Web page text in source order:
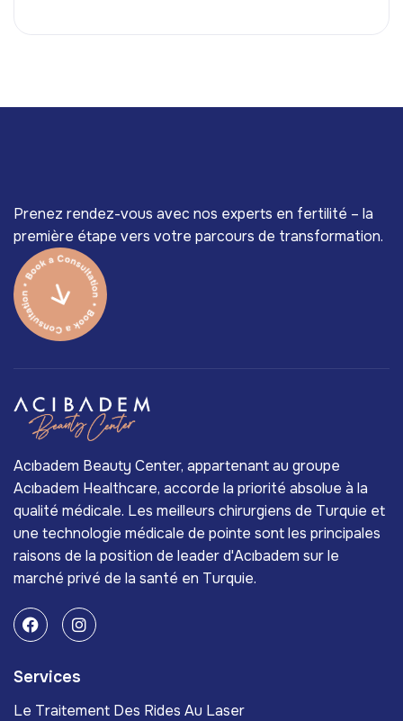
Prenez rendez-vous avec nos experts en fertilité – la
première étape vers votre parcours de transformation.
Acıbadem Beauty Center, appartenant au groupe
Acıbadem Healthcare, accorde la priorité absolue à la
qualité médicale. Les meilleurs chirurgiens de Turquie et
une technologie médicale de pointe sont les principales
raisons de la position de leader d'Acıbadem sur le
marché privé de la santé en Turquie.
Services
Le Traitement Des Rides Au Laser